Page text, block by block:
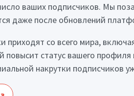
ваших подписчиков. Мы
даже после обновлений
приходят со всего мира,
повысит статус вашего
накрутки подписчиков